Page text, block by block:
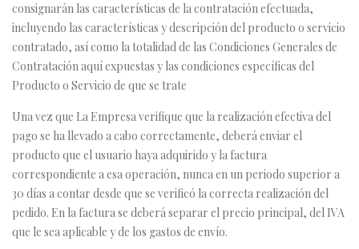
consignarán las características de la contratación efectuada,
incluyendo las características y descripción del producto o servicio
contratado, así como la totalidad de las Condiciones Generales de
Contratación aquí expuestas y las condiciones específicas del
Producto o Servicio de que se trate
Una vez que La Empresa verifique que la realización efectiva del
pago se ha llevado a cabo correctamente, deberá enviar el
producto que el usuario haya adquirido y la factura
correspondiente a esa operación, nunca en un periodo superior a
30 días a contar desde que se verificó la correcta realización del
pedido. En la factura se deberá separar el precio principal, del IVA
que le sea aplicable y de los gastos de envío.